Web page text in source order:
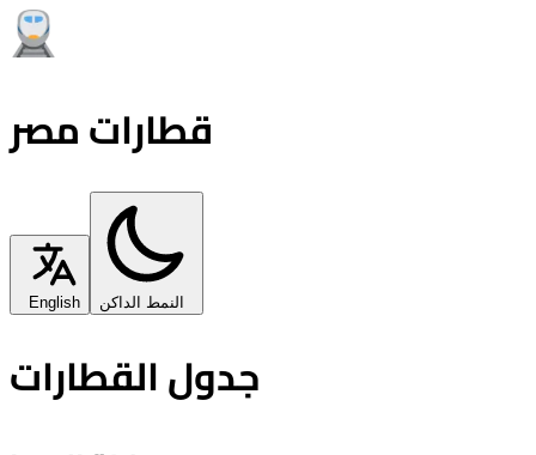
قطارات مصر
English النمط الداكن
جدول القطارات